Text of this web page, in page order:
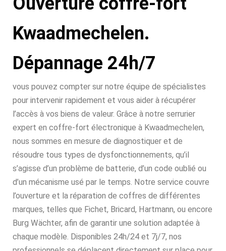
Kwaadmechelen.
Dépannage 24h/7
vous pouvez compter sur notre équipe de spécialistes
pour intervenir rapidement et vous aider à récupérer
l’accès à vos biens de valeur. Grâce à notre serrurier
expert en coffre-fort électronique à Kwaadmechelen,
nous sommes en mesure de diagnostiquer et de
résoudre tous types de dysfonctionnements, qu’il
s’agisse d’un problème de batterie, d’un code oublié ou
d’un mécanisme usé par le temps. Notre service couvre
l’ouverture et la réparation de coffres de différentes
marques, telles que Fichet, Bricard, Hartmann, ou encore
Burg Wächter, afin de garantir une solution adaptée à
chaque modèle. Disponibles 24h/24 et 7j/7, nos